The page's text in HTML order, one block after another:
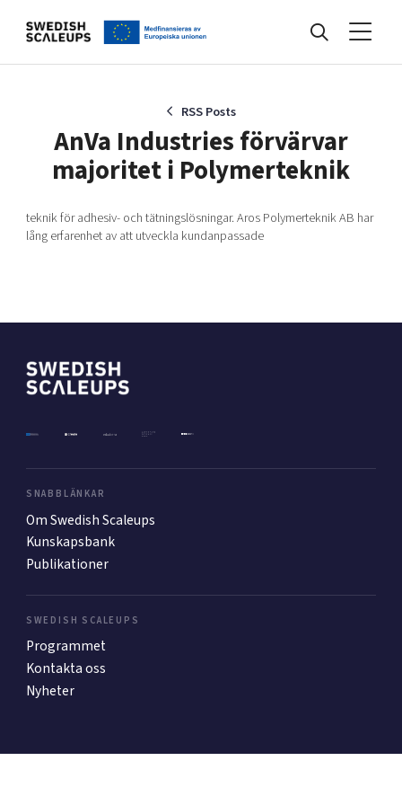
Events
Kunskapsbank
Internationalisering
Mer
Ansök till Swedish Scaleups
Så finansieras Swedish Scaleups
RSS Posts
AnVa Industries förvärvar
majoritet i Polymerteknik
teknik för adhesiv- och tätningslösningar. Aros Polymerteknik AB har
lång erfarenhet av att utveckla kundanpassade
SNABBLÄNKAR
Om Swedish Scaleups
Kunskapsbank
Publikationer
SWEDISH SCALEUPS
Programmet
Kontakta oss
Nyheter